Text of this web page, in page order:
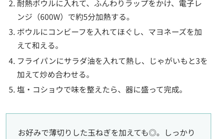
耐熱ボウルに入れて、ふんわりラップをかけ、電子レ
ンジ（600W）で約5分加熱する。
ボウルにコンビーフを入れてほぐし、マヨネーズを加
えて和える。
フライパンにサラダ油を入れて熱し、じゃがいもと3を
加えて炒め合わせる。
塩・コショウで味を整えたら、器に盛って完成。
お好みで薄切りした玉ねぎを加えても◎。しっかり